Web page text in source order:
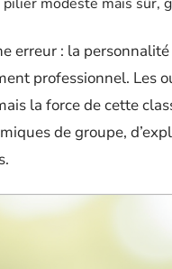
erreur : la
professionnel. Les
la force de cette
de groupe,